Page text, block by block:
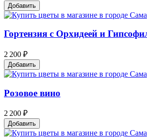
Добавить
Гортензия с Орхидеей и
2 200 ₽
Добавить
Розовое вино
2 200 ₽
Добавить